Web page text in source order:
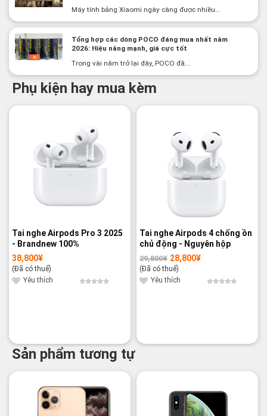
Máy tính bảng Xiaomi ngày càng được nhiều...
Tổng hợp các dòng POCO đáng mua nhất năm
2026: Hiệu năng mạnh, giá cực tốt
Trong vài năm trở lại đây, POCO đã...
Phụ kiện hay mua kèm
Tai nghe Airpods Pro 3 2025
- Brandnew 100%
38,800¥
(Đã có thuế)
Yêu thích
Tai nghe Airpods 4 chống ồn
chủ động - Nguyên hộp
29,800¥
Giá
gốc
là:
29,800¥.
28,800¥
Giá
hiện
tại
là:
28,800¥.
(Đã có thuế)
Yêu thích
Sản phẩm tương tự